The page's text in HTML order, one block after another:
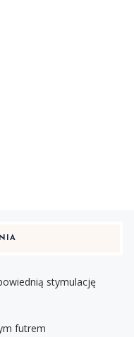
stymulację
futrem